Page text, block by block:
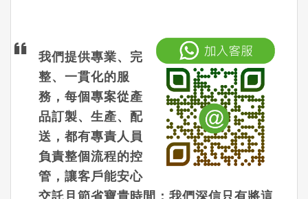
我們提供專業、完
整、一貫化的服
務，每個專案從產
品訂製、生產、配
送，都有專責人員
負責整個流程的控
管，讓客戶能安心
交託且節省寶貴時間；我們深信只有將這